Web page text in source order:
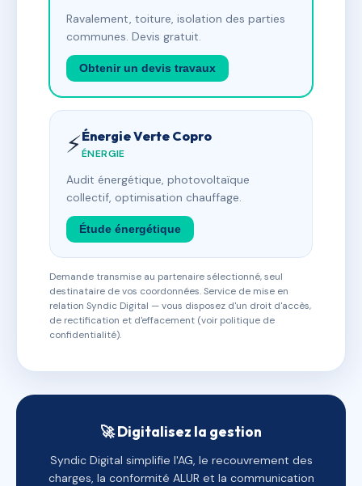
Ravalement, toiture, isolation des parties
communes. Devis gratuit.
Obtenir un devis travaux
⚡Énergie Verte Copro
ÉNERGIE
Audit énergétique, photovoltaïque
collectif, optimisation chauffage.
Étude énergétique
Demande transmise au partenaire sélectionné, seul
destinataire de vos coordonnées. Service de mise en
relation Syndic Digital — vous disposez d'un droit d'accès,
de rectification et d'effacement (voir politique de
confidentialité).
🚀 Digitalisez la gestion
Syndic Digital simplifie l'AG, le recouvrement des
charges, la conformité ALUR et la communication